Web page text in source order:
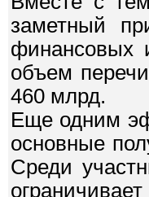
заметный
финансовых
объем
460 млрд.
Еще одним
основные
Среди